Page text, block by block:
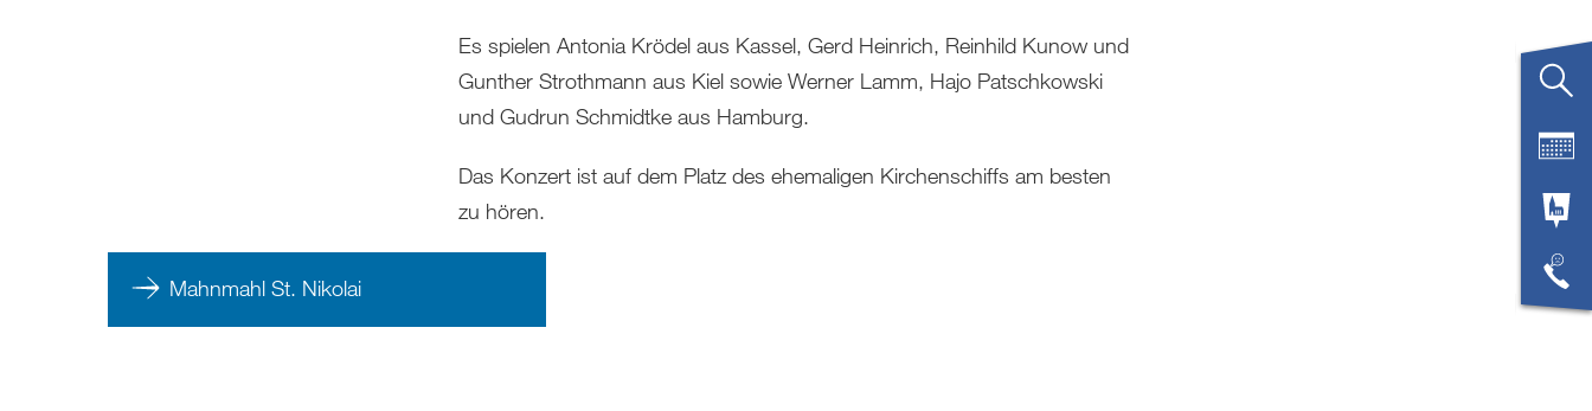
Es spielen Antonia Krödel aus Kassel, Gerd Heinrich, Reinhild Kunow und
Gunther Strothmann aus Kiel sowie Werner Lamm, Hajo Patschkowski
und Gudrun Schmidtke aus Hamburg.
Das Konzert ist auf dem Platz des ehemaligen Kirchenschiffs am besten
zu hören.
Mahnmahl St. Nikolai